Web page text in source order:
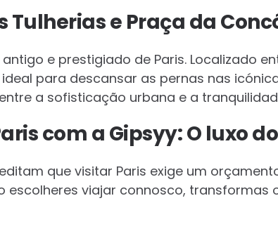
Tulherias e Praça da
e prestigiado de Paris. Localizado
para descansar as pernas nas
a sofisticação urbana e a
com a Gipsyy: O luxo
que visitar Paris exige um
escolheres viajar connosco,